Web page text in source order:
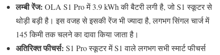
लम्बी रेंज: OLA S1 Pro में 3.9 kWh की बैटरी लगी है, जो S1 स्कूटर से
थोड़ी बड़ी है। इस वजह से इसकी रेंज भी ज्यादा है, लगभग सिंगल चार्ज में
145 किमी तक चलने का दावा किया जाता है।
अतिरिक्त फीचर्स: S1 Pro स्कूटर में S1 वाले लगभग सभी स्मार्ट फीचर्स